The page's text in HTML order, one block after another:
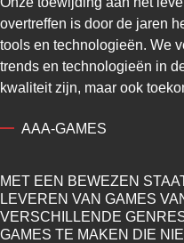
overtreffen is door de jaren
tools en technologieën. We
trends en technologieën in
kwaliteit zijn, maar ook
AAA-GAMES
MET EEN BEWEZEN
LEVEREN VAN GAMES
VERSCHILLENDE
GAMES TE MAKEN DIE